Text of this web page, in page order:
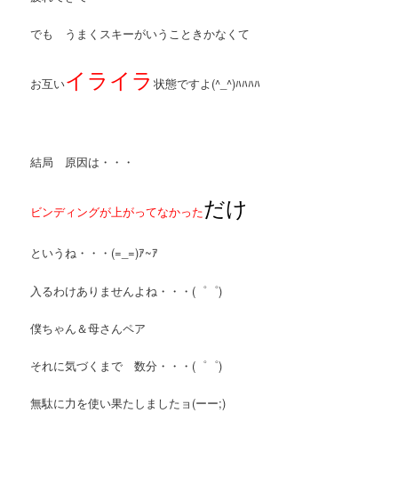
でも うまくスキーがいうこときかなくて
お互いイライラ状態ですよ(^_^)ﾊﾊﾊﾊ
結局 原因は・・・
ビンディングが上がってなかっただけ
というね・・・(=_=)ｱ~ｱ
入るわけありませんよね・・・(゜゜)
僕ちゃん＆母さんペア
それに気づくまで 数分・・・(゜゜)
無駄に力を使い果たしましたョ(ーー;)